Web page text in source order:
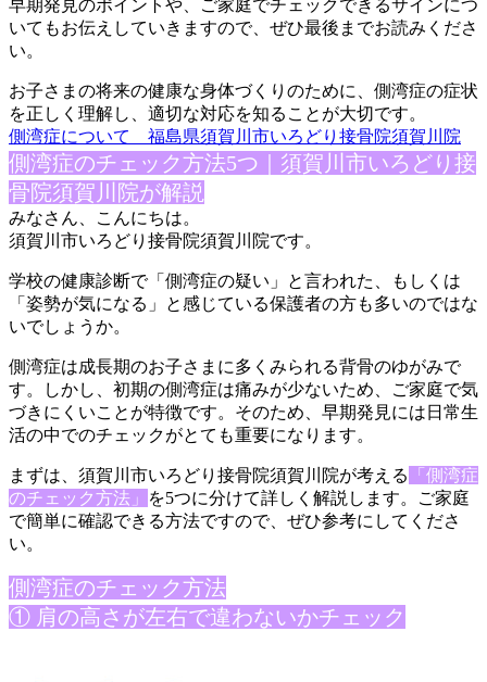
早期発見のポイントや、ご家庭でチェックできるサインにつ
いてもお伝えしていきますので、ぜひ最後までお読みくださ
い。
お子さまの将来の健康な身体づくりのために、側湾症の症状
を正し く理解し、適切な対応を知ることが大切です。
側湾症について 福島県須賀川市いろどり接骨院須賀川院
側湾症のチェック方法5つ｜須賀川市いろどり接
骨院須賀川院が解説
みなさん、こんにちは。
須賀川市いろどり接骨院須賀川院です。
学校の健康診断で「側湾症の疑い」と言われた、もしくは
「姿勢が気になる」と感じている保護者の方も多いのではな
いでしょうか。
側湾症は成長期のお子さまに多くみられる背骨のゆがみで
す。しかし、初期の側湾症は痛みが少ないため、ご家庭で気
づきにくいこと が特徴です。そのため、早期発見には日常生
活の中でのチェックがとても重要になります。
まずは、須賀川市いろどり接骨院須賀川院が考える
「側湾症
のチェ ック方法」
を5つに分けて詳しく解説します。ご家庭
で簡単に確認できる方法ですので、ぜひ参考にしてくださ
い。
側湾症のチェ ック方法
① 肩の高さが左右で違わないかチェック